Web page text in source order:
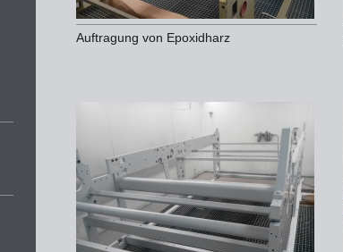
Auftragung von Epoxidharz